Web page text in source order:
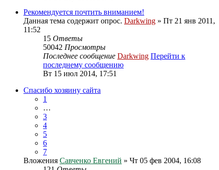
Рекомендуется почтить вниманием!
Данная тема содержит опрос. Darkwing » Пт 21 янв 2011,
11:52
15 Ответы
50042 Просмотры
Последнее сообщение Darkwing Перейти к
последнему сообщению
Вт 15 июл 2014, 17:51
Спасибо хозяину сайта
1
…
3
4
5
6
7
Вложения Савченко Евгений » Чт 05 фев 2004, 16:08